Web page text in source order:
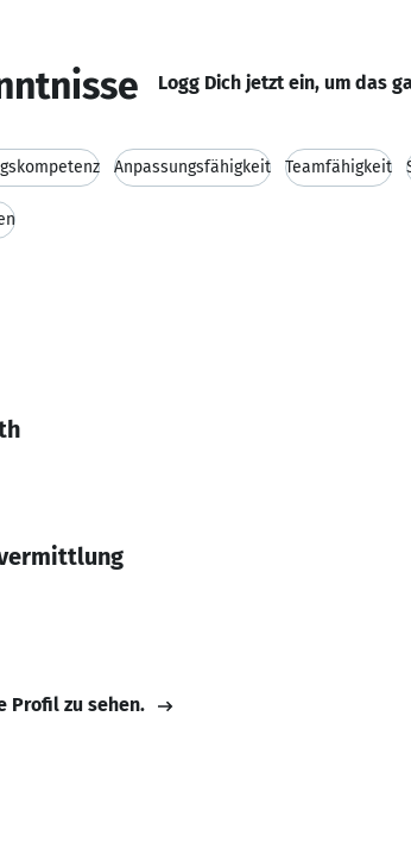
Logg Dich jetzt ein, um das
Anpassungsfähigkeit Teamfähigkeit
Profil zu sehen.